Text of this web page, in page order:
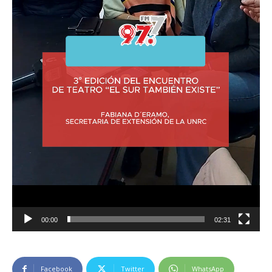
00:00 02:31
Facebook Twitter WhatsApp